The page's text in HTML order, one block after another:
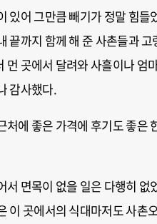
있어 그만큼 빼기가 정말 힘들
끝까지 함께 해 준 사촌들과 고
먼 곳에서 달려와 사흘이나 엄
감사했다.
처에 좋은 가격에 후기도 좋은
서 면목이 없을 일은 다행히 없
이 곳에서의 식대마저도 사촌